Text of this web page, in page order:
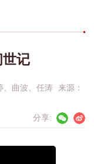
记
、曲波、任涛
来源：
分享: